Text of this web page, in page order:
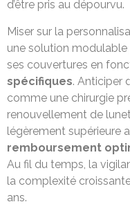
d’être pris au dépourvu.
Miser sur la
une solution modulable
ses couvertures en
spécifiques. Anticiper
comme une chirurgie
renouvellement de
légèrement supérieure
remboursement
Au fil du temps, la
la complexité
ans.